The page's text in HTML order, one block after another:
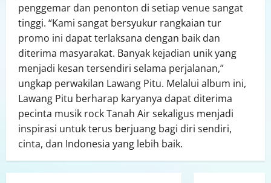
penggemar dan penonton di setiap venue sangat
tinggi. “Kami sangat bersyukur rangkaian tur
promo ini dapat terlaksana dengan baik dan
diterima masyarakat. Banyak kejadian unik yang
menjadi kesan tersendiri selama perjalanan,”
ungkap perwakilan Lawang Pitu. Melalui album ini,
Lawang Pitu berharap karyanya dapat diterima
pecinta musik rock Tanah Air sekaligus menjadi
inspirasi untuk terus berjuang bagi diri sendiri,
cinta, dan Indonesia yang lebih baik.